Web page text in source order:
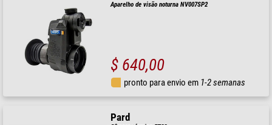
Aparelho de visão noturna NV007SP2
$ 640,00
pronto para envio em 1-2 semanas
Pard